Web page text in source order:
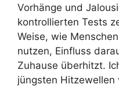
Vorhänge und
kontrollierten Tests
Weise, wie
nutzen, Einfluss
Zuhause überhitzt.
jüngsten